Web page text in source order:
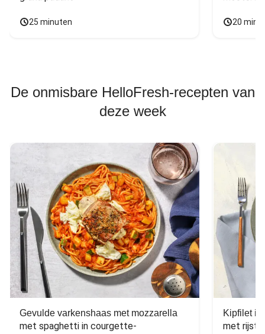
25 minuten 20
De onmisbare HelloFresh-recepten van
deze week
Gevulde varkenshaas met mozzarella
met spaghetti in courgette-
Kipfilet in
met rijst,